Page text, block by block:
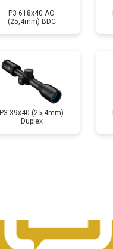
P3 618x40 AO
(25,4mm) BDC
P3 39x40 (25,4mm)
Duplex